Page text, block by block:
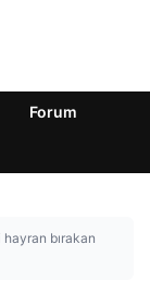
Forum
bırakan